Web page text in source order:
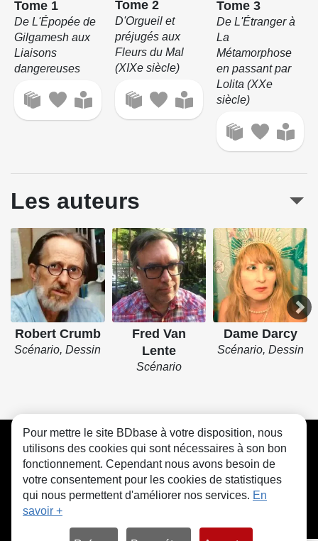
Tome 1
De L'Épopée de
Gilgamesh aux
Liaisons
dangereuses
Tome 2
D'Orgueil et
préjugés aux
Fleurs du Mal
(XIXe siècle)
Tome 3
De L'Étranger à
La
Métamorphose
en passant par
Lolita (XXe
siècle)
Les auteurs
Robert Crumb
Scénario, Dessin
Fred Van
Lente
Scénario
Dame Darcy
Scénario, Dessin
CGU FAQ Contact Cookies
Pour mettre le site BDbase à votre disposition, nous
utilisons des cookies qui sont nécessaires à son bon
fonctionnement. Cependant nous avons besoin de
votre consentement pour les cookies de statistiques
qui nous permettent d'améliorer nos services. En
savoir +